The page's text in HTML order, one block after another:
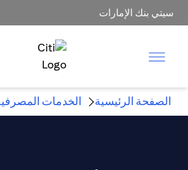
سيتي بنك الإمارات
الصفحة الرئيسية الخدمات